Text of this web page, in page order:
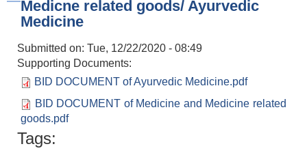
Medicne related goods/ Ayurvedic
Medicine
Submitted on: Tue, 12/22/2020 - 08:49
Supporting Documents:
BID DOCUMENT of Ayurvedic Medicine.pdf
BID DOCUMENT of Medicine and Medicine related
goods.pdf
Tags: